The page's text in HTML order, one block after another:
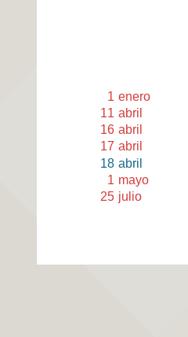
1 enero
11 abril
16 abril
17 abril
18 abril
1 mayo
25 julio